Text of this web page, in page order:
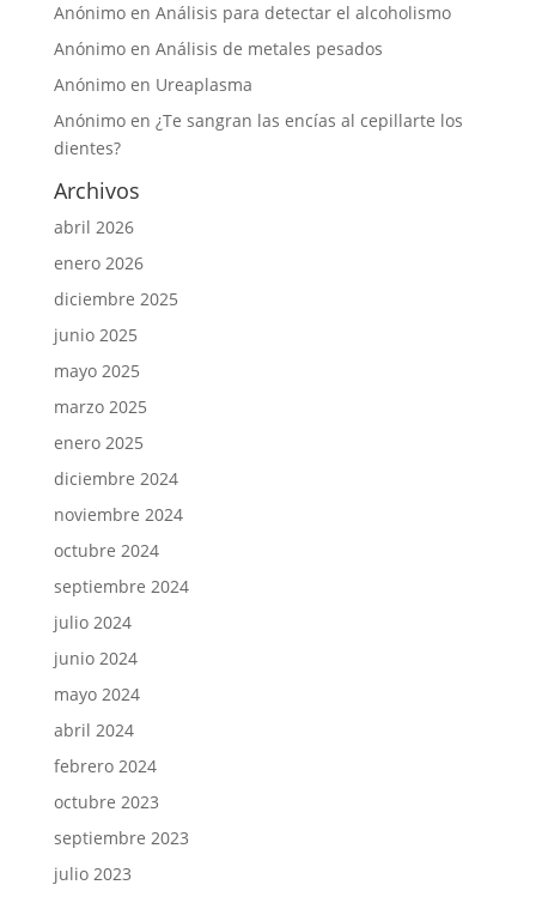
Anónimoen Análisis para detectar el alcoholismo
Anónimoen Análisis de metales pesados
Anónimoen Ureaplasma
Anónimoen ¿Te sangran las encías al cepillarte los
dientes?
Archivos
abril 2026
enero 2026
diciembre 2025
junio 2025
mayo 2025
marzo 2025
enero 2025
diciembre 2024
noviembre 2024
octubre 2024
septiembre 2024
julio 2024
junio 2024
mayo 2024
abril 2024
febrero 2024
octubre 2023
septiembre 2023
julio 2023